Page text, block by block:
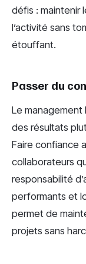
défis : maintenir
l’activité sans
étouffant.
Passer du
Le management
des résultats
Faire confiance
collaborateurs
responsabilité
performants et
permet de
projets sans